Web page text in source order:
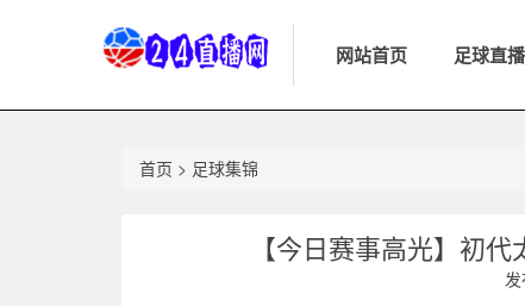
网站首页 足球直播
首页 > 足球集锦
【今日赛事高光】初